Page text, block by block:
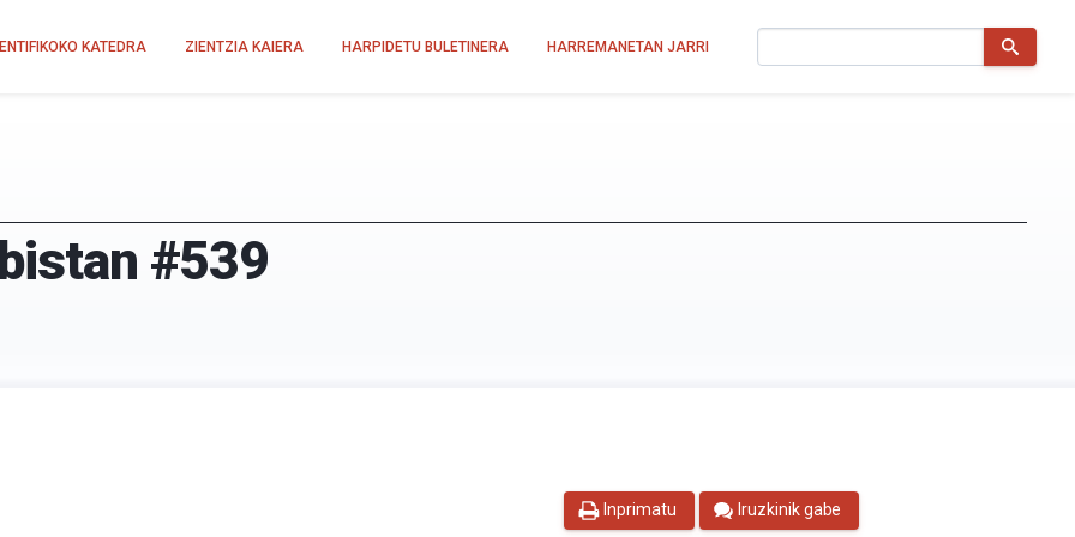
KATEDRA ZIENTZIA KAIERA HARPIDETU BULETINERA HARREMANETAN JARRI
#539
Inprimatu Iruzkinik gabe